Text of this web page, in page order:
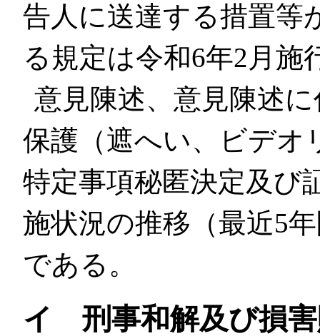
告人に送達する措置等
る規定は令和6年2月施
意見陳述、意見陳述
保護（遮へい、ビデオ
特定事項秘匿決定及び
施状況の推移（最近5
である。
イ 刑事和解及び損害